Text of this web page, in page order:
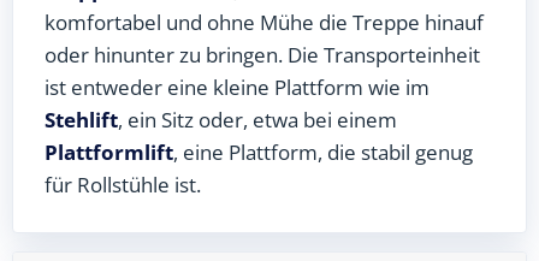
komfortabel und ohne Mühe die Treppe hinauf
oder hinunter zu bringen. Die Transporteinheit
ist entweder eine kleine Plattform wie im
Stehlift, ein Sitz oder, etwa bei einem
Plattformlift, eine Plattform, die stabil genug
für Rollstühle ist.